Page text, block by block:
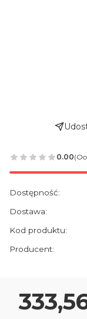
0.00
Dostępność:
Dostawa:
Kod produktu:
Producent:
Cena